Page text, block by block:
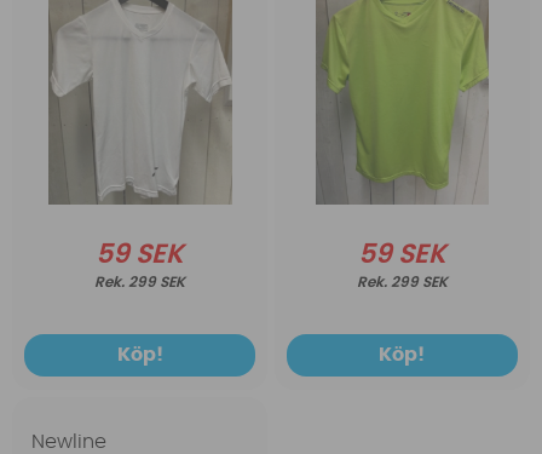
59 SEK
299 SEK
Köp!
59 SEK
299 SEK
Köp!
Newline